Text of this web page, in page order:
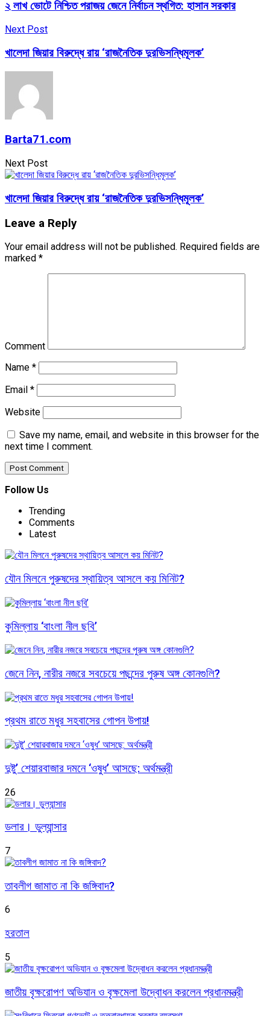
২ লাখ ভোটে নিশ্চিত পরাজয় জেনে নির্বাচন স্থগিত: হাসান সরকার
Next Post
খালেদা জিয়ার বিরুদ্ধে রায় ‘রাজনৈতিক দুরভিসন্ধিমূলক’
Barta71.com
Next Post
খালেদা জিয়ার বিরুদ্ধে রায় ‘রাজনৈতিক দুরভিসন্ধিমূলক’
Leave a Reply
Your email address will not be published. Required fields are
marked *
Comment
Name *
Email *
Website
Save my name, email, and website in this browser for the
next time I comment.
Follow Us
Trending
Comments
Latest
যৌন মিলনে পুরুষদের স্থায়িত্ব আসলে কয় মিনিট?
কুমিল্লায় ‘বাংলা নীল ছবি’
জেনে নিন, নারীর নজরে সবচেয়ে পছন্দের পুরুষ অঙ্গ কোনগুলি?
প্রথম রাতে মধুর সহবাসের গোপন উপায়!
দুষ্টু’ শেয়ারবাজার দমনে ‘ওষুধ’ আসছে: অর্থমন্ত্রী
26
ডলার। ডুল্যান্সার
7
তাবলীগ জামাত না কি জঙ্গিবাদ?
6
হরতাল
5
জাতীয় বৃক্ষরোপণ অভিযান ও বৃক্ষমেলা উদ্বোধন করলেন প্রধানমন্ত্রী